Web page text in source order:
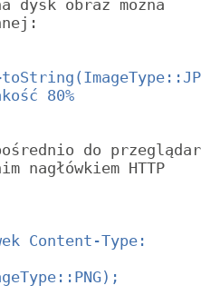
dysk obraz można
80%
do
nagłówkiem HTTP
Content-Type: